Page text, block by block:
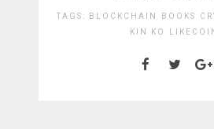
TAGS: BLOCKCHAIN BOOKS
KIN KO